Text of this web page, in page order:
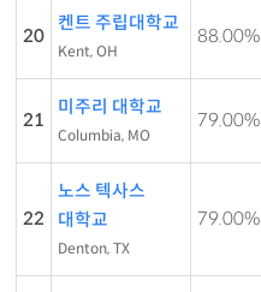
20
켄트 주립대학교
Kent, OH
88.00%
21
미주리 대학교
Columbia, MO
79.00%
22
노스 텍사스
대학교
Denton, TX
79.00%